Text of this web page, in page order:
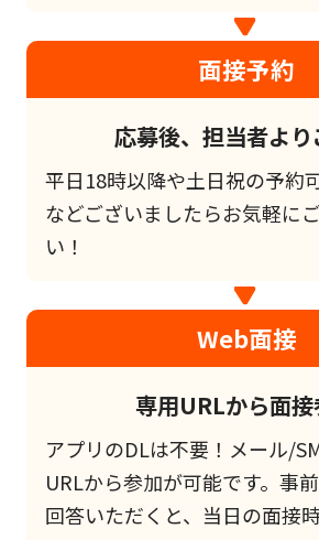
面接予約
応募後、担当者より
平日18時以降や土日祝の予約
などございましたらお気軽に
い！
Web面接
専用URLから面接
アプリのDLは不要！メール/
URLから参加が可能です。事
回答いただくと、当日の面接